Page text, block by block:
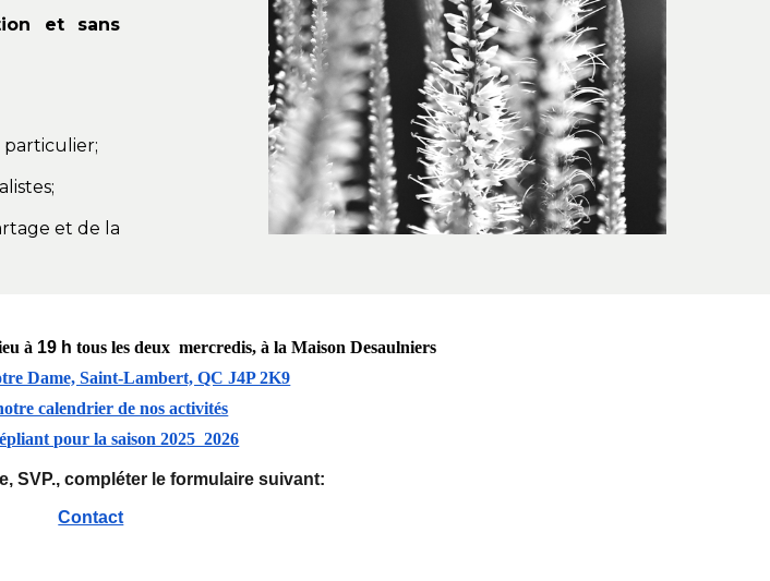
et sans
particulier;
et de la
à 19 h tous les deux mercredis, à la Maison Desaulniers
Dame, Saint-Lambert, QC J4P 2K9
calendrier de nos activités
pour la saison 2025 2026
SVP., compléter le formulaire suivant:
Contact